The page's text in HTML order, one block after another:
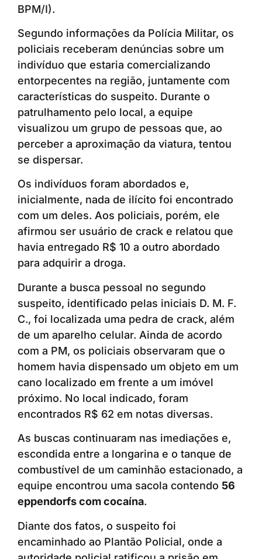
BPM/I).
Segundo informações da Polícia Militar, os
policiais receberam denúncias sobre um
indivíduo que estaria comercializando
entorpecentes na região, juntamente com
características do suspeito. Durante o
patrulhamento pelo local, a equipe
visualizou um grupo de pessoas que, ao
perceber a aproximação da viatura, tentou
se dispersar.
Os indivíduos foram abordados e,
inicialmente, nada de ilícito foi encontrado
com um deles. Aos policiais, porém, ele
afirmou ser usuário de crack e relatou que
havia entregado R$ 10 a outro abordado
para adquirir a droga.
Durante a busca pessoal no segundo
suspeito, identificado pelas iniciais D. M. F.
C., foi localizada uma pedra de crack, além
de um aparelho celular. Ainda de acordo
com a PM, os policiais observaram que o
homem havia dispensado um objeto em um
cano localizado em frente a um imóvel
próximo. No local indicado, foram
encontrados R$ 62 em notas diversas.
As buscas continuaram nas imediações e,
escondida entre a longarina e o tanque de
combustível de um caminhão estacionado, a
equipe encontrou uma sacola contendo 56
eppendorfs com cocaína.
Diante dos fatos, o suspeito foi
encaminhado ao Plantão Policial, onde a